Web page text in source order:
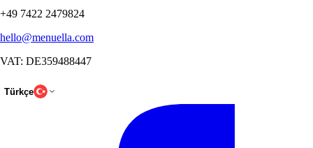
+49 7422 2479824
hello@menuella.com
VAT: DE359488447
Türkçe